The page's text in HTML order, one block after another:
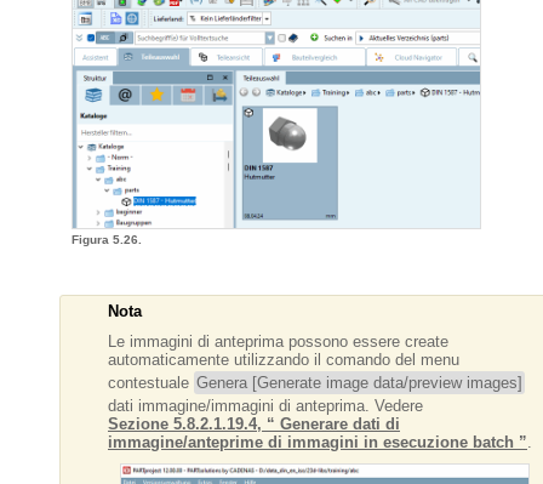
Figura 5.26.
Nota
Le immagini di anteprima possono essere create
automaticamente utilizzando il comando del menu
contestuale Genera [Generate image data/preview images]
dati immagine/immagini di anteprima. Vedere
Sezione 5.8.2.1.19.4, “ Generare dati di
immagine/anteprime di immagini in esecuzione batch ”